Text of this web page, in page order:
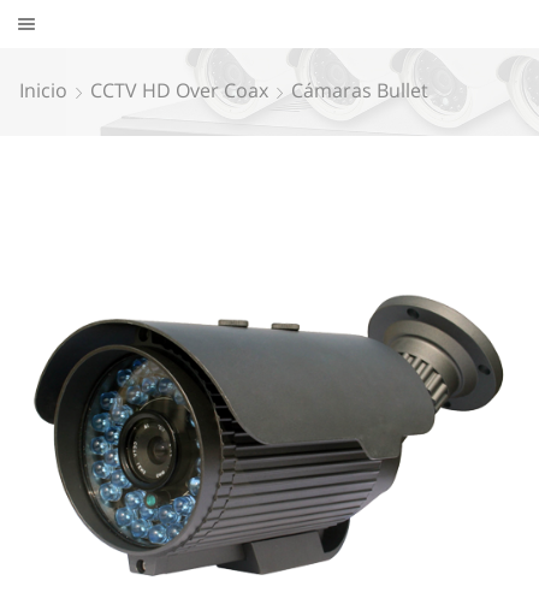
Inicio CCTV HD Over Coax Cámaras Bullet